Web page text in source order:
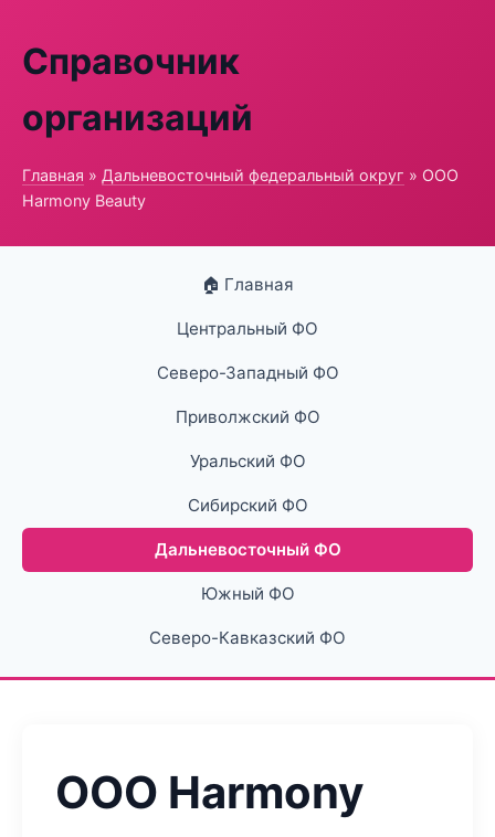
Справочник
организаций
Главная » Дальневосточный федеральный округ » ООО
Harmony Beauty
🏠 Главная
Центральный ФО
Северо-Западный ФО
Приволжский ФО
Уральский ФО
Сибирский ФО
Дальневосточный ФО
Южный ФО
Северо-Кавказский ФО
ООО Harmony